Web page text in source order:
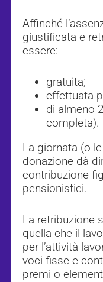
Affinché
giustificata e
essere:
gratuita;
effettuata
di almeno
completa).
La giornata (o
donazione dà
contribuzione
pensionistici.
La retribuzione
quella che il
per l’attività
voci fisse e
premi o